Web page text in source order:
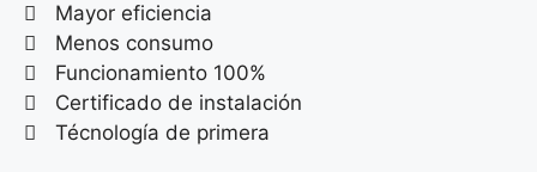
Mayor eficiencia
Menos consumo
Funcionamiento 100%
Certificado de instalación
Técnología de primera